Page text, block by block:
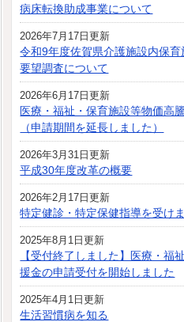
病床転換助成事業について
2026年7月17日更新
令和9年度佐賀県介護施設内保
要望調査について
2026年6月17日更新
医療・福祉・保育施設等物価高
（申請期間を延長しました）
2026年3月31日更新
平成30年度改革の概要
2026年2月17日更新
特定健診・特定保健指導を受け
2025年8月1日更新
【受付終了しました】医療・福
援金の申請受付を開始しました
2025年4月1日更新
生活習慣病を知る